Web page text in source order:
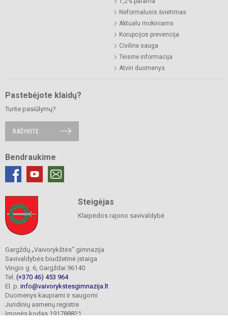
Neformalusis švietimas
Aktualu mokiniams
Korupcijos prevencija
Civilinė sauga
Teisinė informacija
Atviri duomenys
Pastebėjote klaidų?
Turite pasiūlymų?
RAŠYKITE
Bendraukime
Steigėjas
Klaipėdos rajono savivaldybė
Gargždų „Vaivorykštės“ gimnazija
Savivaldybės biudžetinė įstaiga
Vingio g. 6, Gargždai 96140
Tel. (+370 46) 453 964
El. p. info@vaivorykstesgimnazija.lt
Duomenys kaupiami ir saugomi
Juridinių asmenų registre
Įmonės kodas 191788821